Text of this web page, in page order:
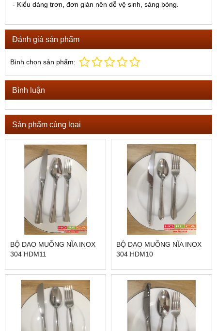
- Kiểu dáng trơn, đơn giản nên dễ vệ sinh, sáng bóng.
Đánh giá sản phẩm
Bình chọn sản phẩm:
Bình luận
Sản phẩm cùng loại
BỘ DAO MUỖNG NĨA INOX
304 HDM11
BỘ DAO MUỖNG NĨA INOX
304 HDM10